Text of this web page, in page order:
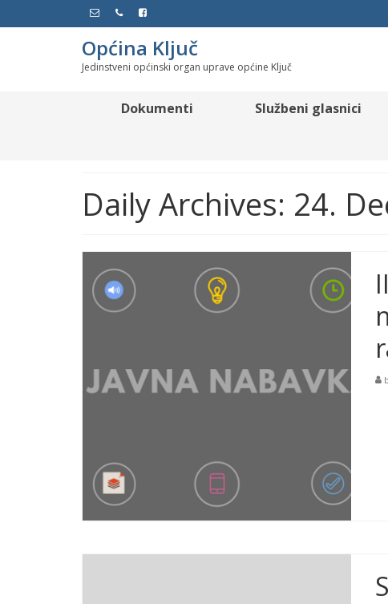
Općina Ključ
Jedinstveni općinski organ uprave općine Ključ
Dokumenti Službeni glasnici
Daily Archives: 24.